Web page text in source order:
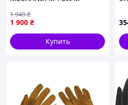
1 900 ₴
1 949₴
Купить